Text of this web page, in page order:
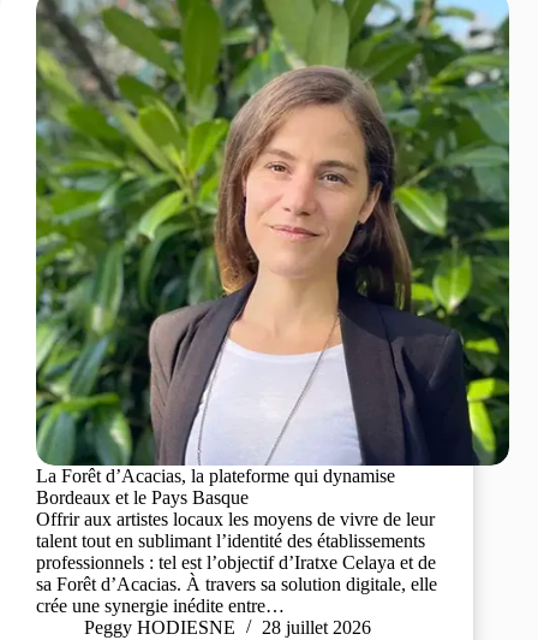
La Forêt d’Acacias, la plateforme qui dynamise
Bordeaux et le Pays Basque
Offrir aux artistes locaux les moyens de vivre de leur
talent tout en sublimant l’identité des établissements
professionnels : tel est l’objectif d’Iratxe Celaya et de
sa Forêt d’Acacias. À travers sa solution digitale, elle
crée une synergie inédite entre…
Peggy HODIESNE
28 juillet 2026